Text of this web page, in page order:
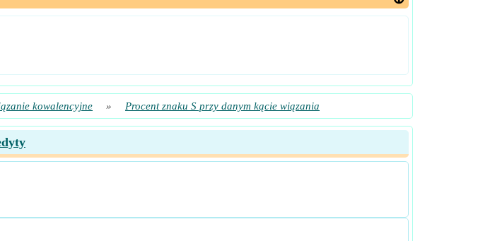
kowalencyjne » Procent znaku S przy danym kącie wiązania